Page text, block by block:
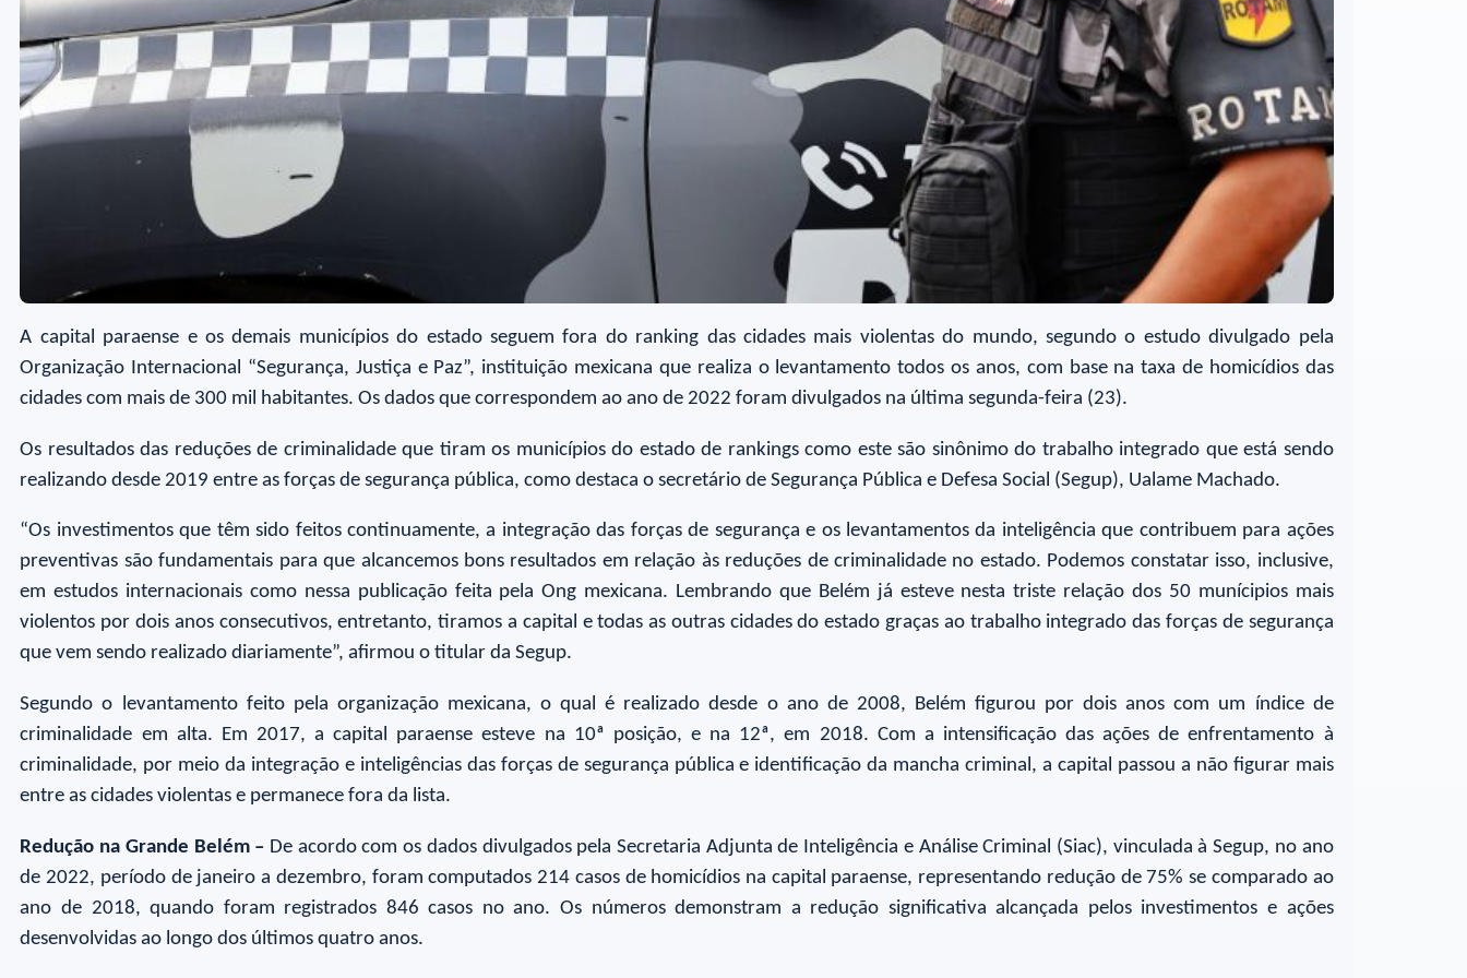
A capital paraense e os demais municípios do estado seguem fora do ranking das cidades mais violentas do mundo, segundo o estudo divulgado pela
Organização Internacional “Segurança, Justiça e Paz”, instituição mexicana que realiza o levantamento todos os anos, com base na taxa de homicídios das
cidades com mais de 300 mil habitantes. Os dados que correspondem ao ano de 2022 foram divulgados na última segunda-feira (23).
Os resultados das reduções de criminalidade que tiram os municípios do estado de rankings como este são sinônimo do trabalho integrado que está sendo
realizando desde 2019 entre as forças de segurança pública, como destaca o secretário de Segurança Pública e Defesa Social (Segup), Ualame Machado.
“Os investimentos que têm sido feitos continuamente, a integração das forças de segurança e os levantamentos da inteligência que contribuem para ações
preventivas são fundamentais para que alcancemos bons resultados em relação às reduções de criminalidade no estado. Podemos constatar isso, inclusive,
em estudos internacionais como nessa publicação feita pela Ong mexicana. Lembrando que Belém já esteve nesta triste relação dos 50 munícipios mais
violentos por dois anos consecutivos, entretanto, tiramos a capital e todas as outras cidades do estado graças ao trabalho integrado das forças de segurança
que vem sendo realizado diariamente”, afirmou o titular da Segup.
Segundo o levantamento feito pela organização mexicana, o qual é realizado desde o ano de 2008, Belém figurou por dois anos com um índice de
criminalidade em alta. Em 2017, a capital paraense esteve na 10ª posição, e na 12ª, em 2018. Com a intensificação das ações de enfrentamento à
criminalidade, por meio da integração e inteligências das forças de segurança pública e identificação da mancha criminal, a capital passou a não figurar mais
entre as cidades violentas e permanece fora da lista.
Redução na Grande Belém – De acordo com os dados divulgados pela Secretaria Adjunta de Inteligência e Análise Criminal (Siac), vinculada à Segup, no ano
de 2022, período de janeiro a dezembro, foram computados 214 casos de homicídios na capital paraense, representando redução de 75% se comparado ao
ano de 2018, quando foram registrados 846 casos no ano. Os números demonstram a redução significativa alcançada pelos investimentos e ações
desenvolvidas ao longo dos últimos quatro anos.